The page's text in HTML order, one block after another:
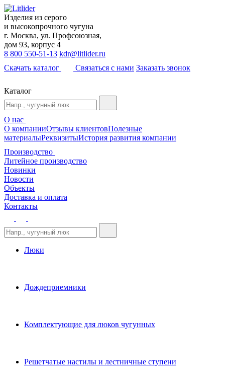
Изделия из серого
и высокопрочного чугуна
г. Москва, ул. Профсоюзная,
дом 93, корпус 4
8 800 550-51-13 kdr@litlider.ru
Скачать каталог
Связаться с нами Заказать звонок
Каталог
О нас
О компанииОтзывы клиентовПолезные
материалыРеквизитыИстория развития компании
Производство
Литейное производство
Новинки
Новости
Объекты
Доставка и оплата
Контакты
Люки
Дождеприемники
Комплектующие для люков чугунных
Решетчатые настилы и лестничные ступени